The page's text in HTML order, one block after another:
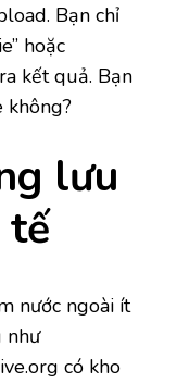
Bạn chỉ
hoặc
kết quả. Bạn
lưu
tế
nước ngoài ít
như
có kho